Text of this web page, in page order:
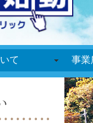
て 事業